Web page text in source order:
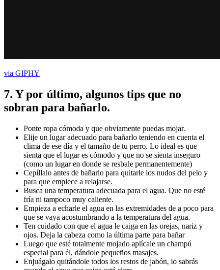
via GIPHY
7. Y por último, algunos tips que no
sobran para bañarlo.
Ponte ropa cómoda y que obviamente puedas mojar.
Elije un lugar adecuado para bañarlo teniendo en cuenta el
clima de ese día y el tamaño de tu perro. Lo ideal es que
sienta que el lugar es cómodo y que no se sienta inseguro
(como un lugar en donde se resbale permanentemente)
Cepíllalo antes de bañarlo para quitarle los nudos del pelo y
para que empiece a relajarse.
Busca una temperatura adecuada para el agua. Que no esté
fría ni tampoco muy caliente.
Empieza a echarle el agua en las extremidades de a poco para
que se vaya acostumbrando a la temperatura del agua.
Ten cuidado con que el agua le caiga en las orejas, nariz y
ojos. Deja la cabeza como la última parte para bañar
Luego que esté totalmente mojado aplícale un champú
especial para él, dándole pequeños masajes.
Enjuágalo quitándole todos los restos de jabón, lo sabrás